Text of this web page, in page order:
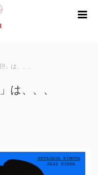
」は、、、
は、、、